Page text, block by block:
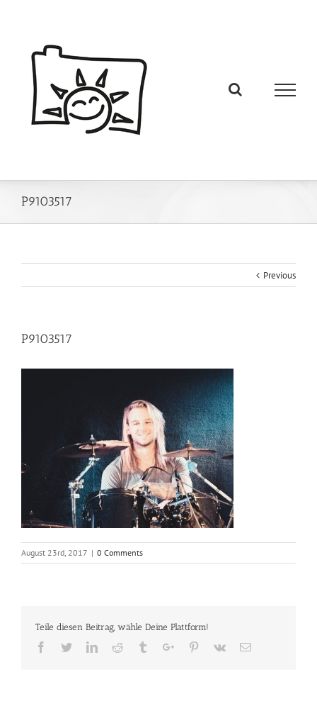
P9103517
Previous
P9103517
August 23rd, 2017 | 0 Comments
Teile diesen Beitrag, wähle Deine Plattform!
Facebook
TwitterLinkedinReddit TumblrGoogle+Pinterest
Vk Email